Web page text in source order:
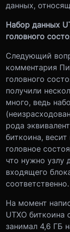
данных,
Набор данных
головного
Следующий
комментария
головного
получили
много, ведь
рода
биткоина,
головное
что нужно узлу
входящего
соответственно.
На момент
UTXO
занимал 4,6 ГБ